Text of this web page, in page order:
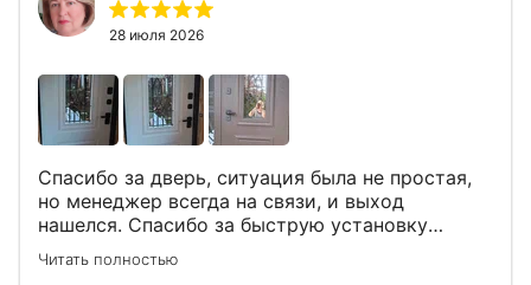
28 июля 2026
Спасибо за дверь, ситуация была не простая,
но менеджер всегда на связи, и выход
нашелся. Спасибо за быструю установку
Роману, один и привёз, и установил. Надеюсь,
что дверь нам долго послужит
Читать полностью